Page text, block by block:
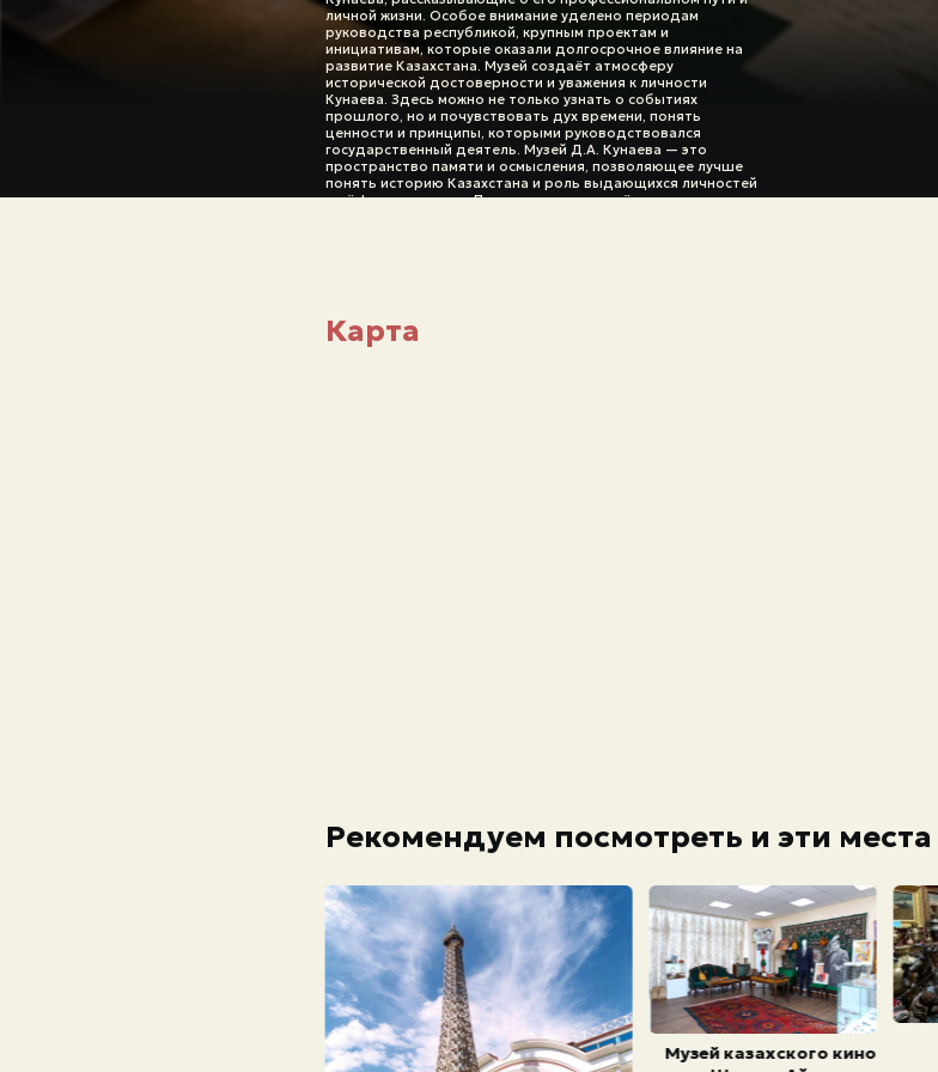
личной жизни. Особое внимание уделено периодам
руководства республикой, крупным проектам и
инициативам, которые оказали долгосрочное влияние на
развитие Казахстана. Музей создаёт атмосферу
исторической достоверности и уважения к личности
Кунаева. Здесь можно не только узнать о событиях
прошлого, но и почувствовать дух времени, понять
ценности и принципы, которыми руководствовался
государственный деятель. Музей Д.А. Кунаева — это
пространство памяти и осмысления, позволяющее лучше
понять историю Казахстана и роль выдающихся личностей
в её формировании. Посещение музея даёт уникальную
Карта
Рекомендуем посмотреть и эти места
Музей казахского кино